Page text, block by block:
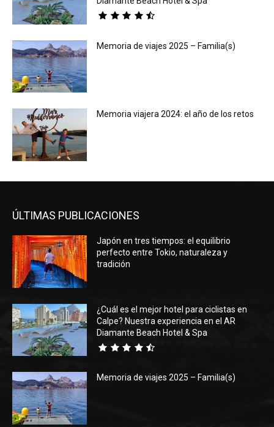
Memoria de viajes 2025 – Familia(s)
Memoria viajera 2024: el año de los retos
ÚLTIMAS PUBLICACIONES
Japón en tres tiempos: el equilibrio
perfecto entre Tokio, naturaleza y
tradición
¿Cuál es el mejor hotel para ciclistas en
Calpe? Nuestra experiencia en el AR
Diamante Beach Hotel & Spa
Memoria de viajes 2025 – Familia(s)